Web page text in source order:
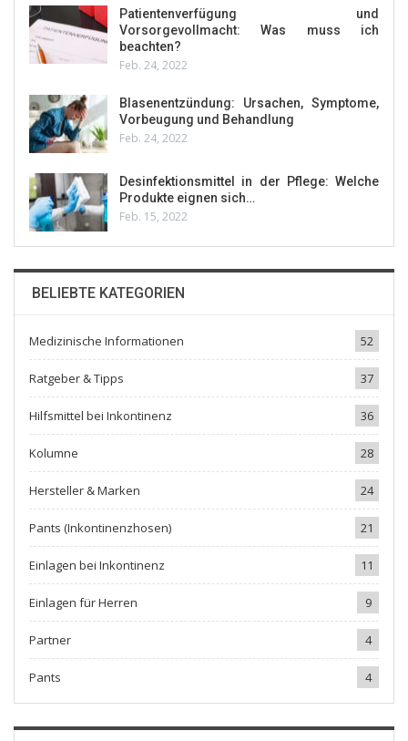
Patientenverfügung und
Vorsorgevollmacht: Was muss ich
beachten?
Feb. 24, 2022
Blasenentzündung: Ursachen, Symptome,
Vorbeugung und Behandlung
Feb. 24, 2022
Desinfektionsmittel in der Pflege: Welche
Produkte eignen sich…
Feb. 15, 2022
BELIEBTE KATEGORIEN
Medizinische Informationen 52
Ratgeber & Tipps 37
Hilfsmittel bei Inkontinenz 36
Kolumne 28
Hersteller & Marken 24
Pants (Inkontinenzhosen) 21
Einlagen bei Inkontinenz 11
Einlagen für Herren 9
Partner 4
Pants 4